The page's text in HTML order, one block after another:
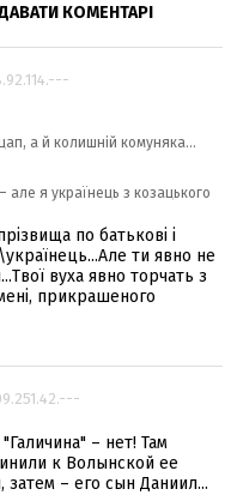
КОМЕНТАРІ
а й колишній комуняка...
я українець з козацького
по батькові і
ти явно не
вуха явно торчать з
прикрашеного
– нет! Там
к Волынской ее
затем – его сын Даниил...